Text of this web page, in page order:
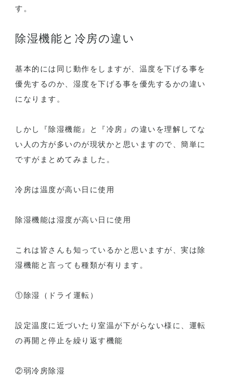
す。
除湿機能と冷房の違い
基本的には同じ動作をしますが、温度を下げる事を
優先するのか、湿度を下げる事を優先するかの違い
になります。
しかし『除湿機能』と『冷房』の違いを理解してな
い人の方が多いのが現状かと思いますので、簡単に
ですがまとめてみました。
冷房は温度が高い日に使用
除湿機能は湿度が高い日に使用
これは皆さんも知っているかと思いますが、実は除
湿機能と言っても種類が有ります。
①除湿（ドライ運転）
設定温度に近づいたり室温が下がらない様に、運転
の再開と停止を繰り返す機能
②弱冷房除湿